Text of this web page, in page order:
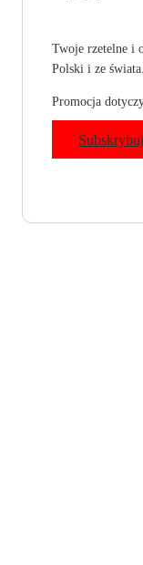
Twoje rzetelne i
Polski i ze świata.
Promocja